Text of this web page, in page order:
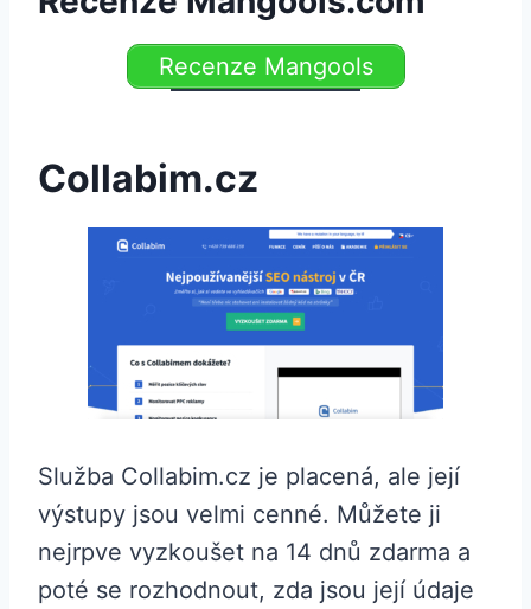
Recenze Mangools
Collabim.cz
Služba Collabim.cz je placená, ale její
výstupy jsou velmi cenné. Můžete ji
nejrpve vyzkoušet na 14 dnů zdarma a
poté se rozhodnout, zda jsou její údaje